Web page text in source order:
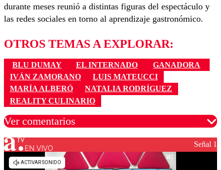
durante meses reunió a distintas figuras del espectáculo y
las redes sociales en torno al aprendizaje gastronómico.
OTROS TEMAS A EXPLORAR:
BLU DUMAY EL INTERNADO
GANADORA
IVÁN ZAMORANO
LUIS MATEUCCI
MARÍA ALBERÓ
NATALIA RODRÍGUEZ
REALITY CULINARIO
Ver comentarios
Los comentarios son moderados para garantizar un
diálogo respetuoso.
EN VIVO Señal 1